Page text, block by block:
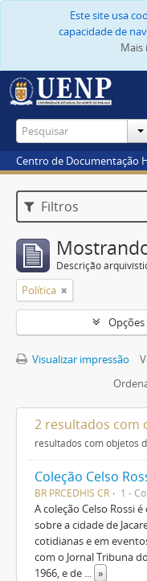
Este site usa
capacidade de
Mais
Centro de Documentação
Filtros
Descrição
Política
Visualizar impressão
2 resultados com
resultados com objetos
Coleção Celso
BR PRCEDHIS CR 1 -
A coleção Celso Rossi
sobre a cidade de
cotidianas e em
com o Jornal Tribuna
1966, e de ... »